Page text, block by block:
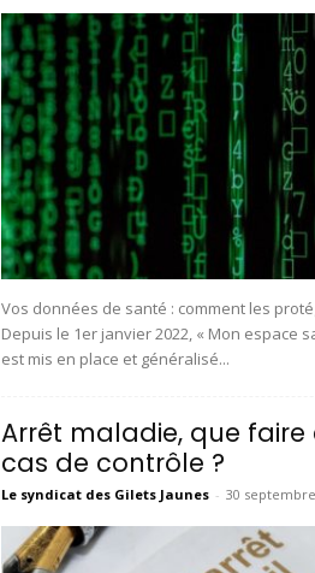
Vos données de santé : comment les
Depuis le 1er janvier 2022, « Mon espace
est mis en place et généralisé...
Arrêt maladie, que faire
cas de contrôle ?
Le syndicat des Gilets Jaunes - 30